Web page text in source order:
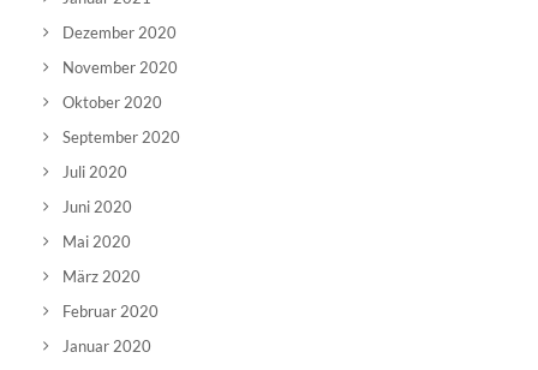
Dezember 2020
November 2020
Oktober 2020
September 2020
Juli 2020
Juni 2020
Mai 2020
März 2020
Februar 2020
Januar 2020